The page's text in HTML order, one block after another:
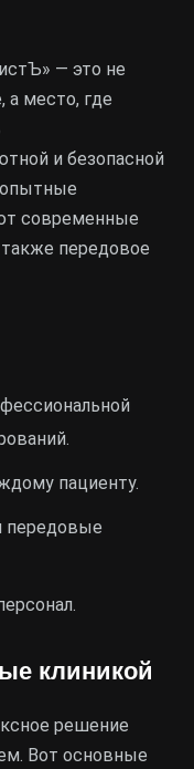
— это не
а место, где
и безопасной
опытные
современные
передовое
пациенту.
передовые
клиникой
решение
Вот основные